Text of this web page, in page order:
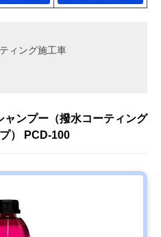
ィング施工車
ンプー（撥水コーティング
） PCD-100